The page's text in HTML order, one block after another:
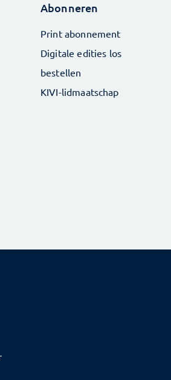
Abonneren
Print abonnement
Digitale edities los
bestellen
KIVI-lidmaatschap